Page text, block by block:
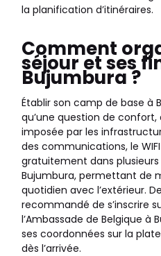
la planification d’itinéraires.
Comment
séjour et ses
Bujumbura ?
Établir son camp de base à
qu’une question de confort,
imposée par les
des communications, le
gratuitement dans
Bujumbura, permettant de
quotidien avec l’extérieur.
recommandé de s’inscrire
l’Ambassade de Belgique à
ses coordonnées sur la
dès l’arrivée.